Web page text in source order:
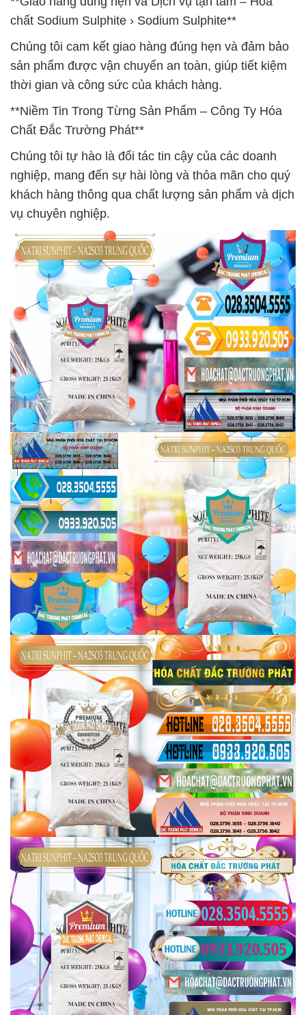
chất Sodium Sulphite › Sodium Sulphite**
Chúng tôi cam kết giao hàng đúng hẹn và đảm bảo
sản phẩm được vận chuyển an toàn, giúp tiết kiệm
thời gian và công sức của khách hàng.
**Niềm Tin Trong Từng Sản Phẩm – Công Ty Hóa
Chất Đắc Trường Phát**
Chúng tôi tự hào là đối tác tin cậy của các doanh
nghiệp, mang đến sự hài lòng và thỏa mãn cho quý
khách hàng thông qua chất lượng sản phẩm và dịch
vụ chuyên nghiệp.